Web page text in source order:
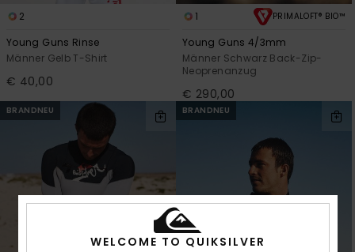
2
Young Guns Rinse
Männer Gelb T-Shirt
€ 40,00
1 PRIMALOFT® BIO™
Young Guns 4/3mm
Männer Schwarz Back-Zip-
Neoprenanzug
€ 290,00
BRANDNEU BRANDNEU
WELCOME TO QUIKSILVER